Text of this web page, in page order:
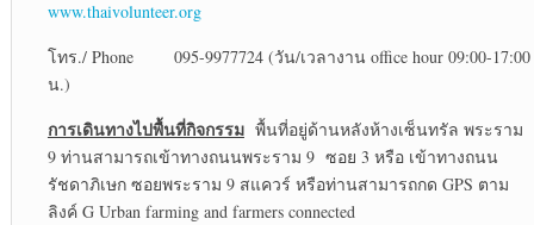
www.thaivolunteer.org
โทร./ Phone 095-9977724 (วัน/เวลางาน office hour 09:00-17:00
น.)
การเดินทางไปพื้นที่กิจกรรมพื้นที่อยู่ด้านหลังห้างเซ็นทรัล พระราม
9 ท่านสามารถเข้าทางถนนพระราม 9 ซอย 3 หรือ เข้าทางถนน
รัชดาภิเษก ซอยพระราม 9 สแควร์ หรือท่านสามารถกด GPS ตาม
ลิงค์ G Urban farming and farmers connected